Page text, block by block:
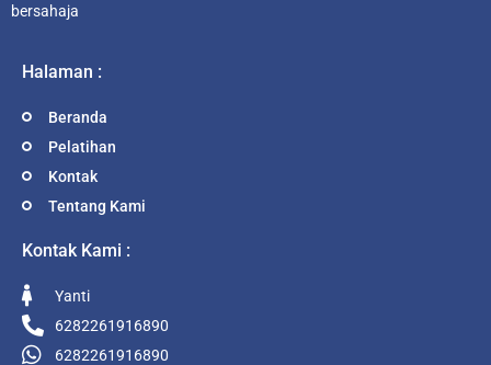
bersahaja
Halaman :
Beranda
Pelatihan
Kontak
Tentang Kami
Kontak Kami :
Yanti
6282261916890
6282261916890